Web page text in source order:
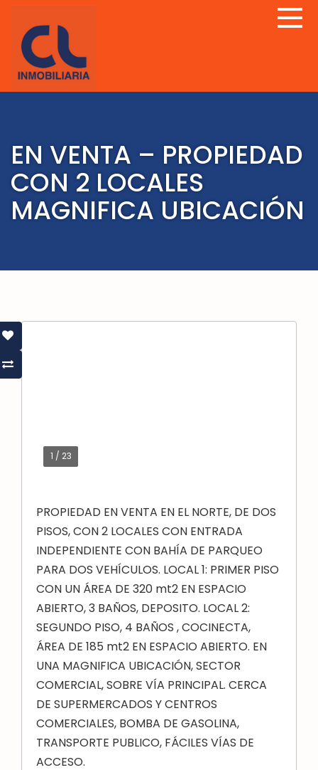
EN VENTA – PROPIEDAD
CON 2 LOCALES
MAGNIFICA UBICACIÓN
1 / 23
PROPIEDAD EN VENTA EN EL NORTE, DE DOS
PISOS, CON 2 LOCALES CON ENTRADA
INDEPENDIENTE CON BAHÍA DE PARQUEO
PARA DOS VEHÍCULOS. LOCAL 1: PRIMER PISO
CON UN ÁREA DE 320 mt2 EN ESPACIO
ABIERTO, 3 BAÑOS, DEPOSITO. LOCAL 2:
SEGUNDO PISO, 4 BAÑOS , COCINECTA,
ÁREA DE 185 mt2 EN ESPACIO ABIERTO. EN
UNA MAGNIFICA UBICACIÓN, SECTOR
COMERCIAL, SOBRE VÍA PRINCIPAL. CERCA
DE SUPERMERCADOS Y CENTROS
COMERCIALES, BOMBA DE GASOLINA,
TRANSPORTE PUBLICO, FÁCILES VÍAS DE
ACCESO.